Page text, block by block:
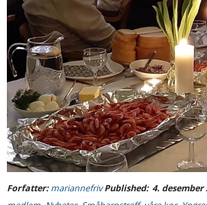
Forfatter:mariannefrivPublished: 4. desember